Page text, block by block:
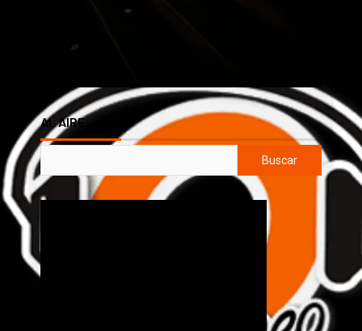
AL AIRE
Buscar